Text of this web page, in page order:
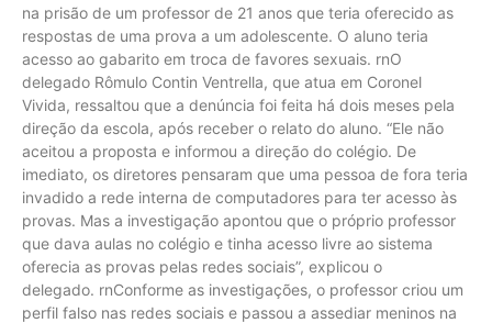
na prisão de um professor de 21 anos que teria oferecido as
respostas de uma prova a um adolescente. O aluno teria
acesso ao gabarito em troca de favores sexuais. rnO
delegado Rômulo Contin Ventrella, que atua em Coronel
Vivida, ressaltou que a denúncia foi feita há dois meses pela
direção da escola, após receber o relato do aluno. “Ele não
aceitou a proposta e informou a direção do colégio. De
imediato, os diretores pensaram que uma pessoa de fora teria
invadido a rede interna de computadores para ter acesso às
provas. Mas a investigação apontou que o próprio professor
que dava aulas no colégio e tinha acesso livre ao sistema
oferecia as provas pelas redes sociais”, explicou o
delegado. rnConforme as investigações, o professor criou um
perfil falso nas redes sociais e passou a assediar meninos na